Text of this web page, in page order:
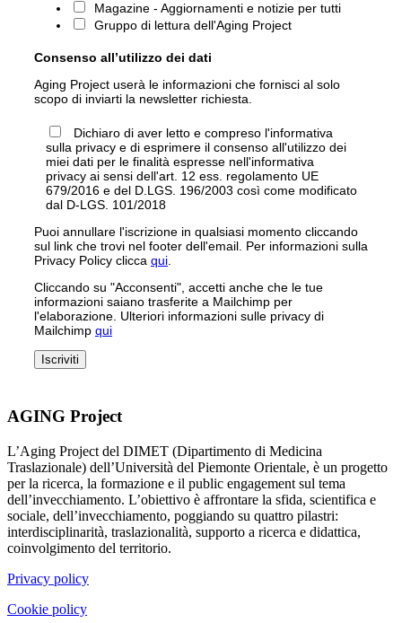
Magazine - Aggiornamenti e notizie per tutti
Gruppo di lettura dell'Aging Project
Consenso all’utilizzo dei dati
Aging Project userà le informazioni che fornisci al solo
scopo di inviarti la newsletter richiesta.
Dichiaro di aver letto e compreso l'informativa
sulla privacy e di esprimere il consenso all'utilizzo dei
miei dati per le finalità espresse nell'informativa
privacy ai sensi dell'art. 12 ess. regolamento UE
679/2016 e del D.LGS. 196/2003 così come modificato
dal D-LGS. 101/2018
Puoi annullare l'iscrizione in qualsiasi momento cliccando
sul link che trovi nel footer dell'email. Per informazioni sulla
Privacy Policy clicca qui.
Cliccando su "Acconsenti", accetti anche che le tue
informazioni saiano trasferite a Mailchimp per
l'elaborazione. Ulteriori informazioni sulle privacy di
Mailchimp qui
AGING Project
L’Aging Project del DIMET (Dipartimento di Medicina
Traslazionale) dell’Università del Piemonte Orientale, è un progetto
per la ricerca, la formazione e il public engagement sul tema
dell’invecchiamento. L’obiettivo è affrontare la sfida, scientifica e
sociale, dell’invecchiamento, poggiando su quattro pilastri:
interdisciplinarità, traslazionalità, supporto a ricerca e didattica,
coinvolgimento del territorio.
Privacy policy
Cookie policy